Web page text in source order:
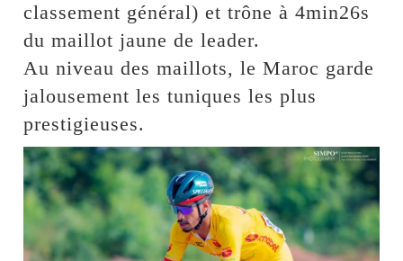
classement général) et trône à 4min26s
du maillot jaune de leader.
Au niveau des maillots, le Maroc garde
jalousement les tuniques les plus
prestigieuses.